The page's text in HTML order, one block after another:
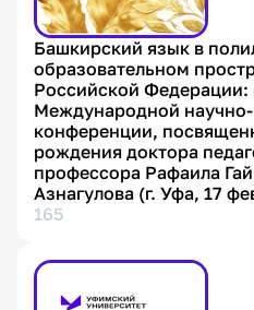
Башкирский язык в
образовательном
Российской Федерации:
Международной
конференции,
рождения доктора
профессора Рафаила
Азнагулова (г. Уфа, 17
165